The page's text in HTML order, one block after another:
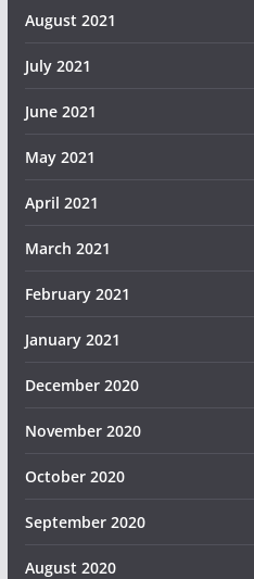
August 2021
July 2021
June 2021
May 2021
April 2021
March 2021
February 2021
January 2021
December 2020
November 2020
October 2020
September 2020
August 2020